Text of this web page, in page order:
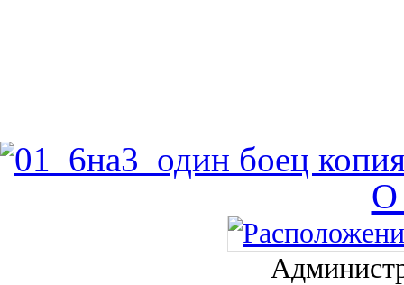
О